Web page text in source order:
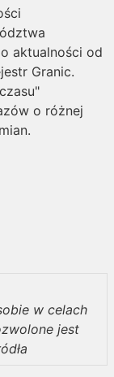
aktualności od
Granic.
o różnej
w celach
jest